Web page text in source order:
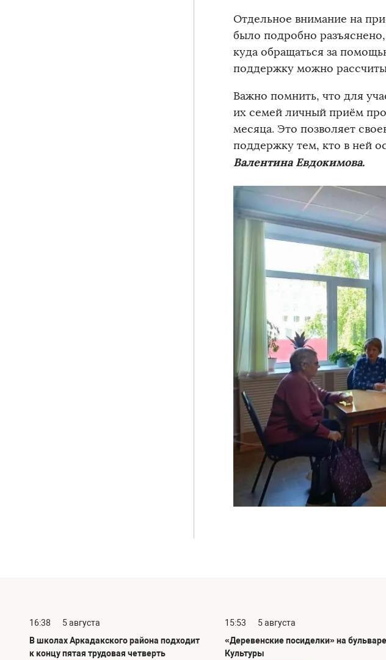
Отдельное внимание на
было подробно
куда обращаться за
поддержку можно
Важно помнить, что для
их семей личный приём
месяца. Это позволяет
поддержку тем, кто в ней
Валентина Евдокимова.
16:38
5 августа
В школах Аркадакского района подходит
к концу пятая трудовая четверть
15:53
5 августа
«Деревенские посиделки» на бульваре
Культуры